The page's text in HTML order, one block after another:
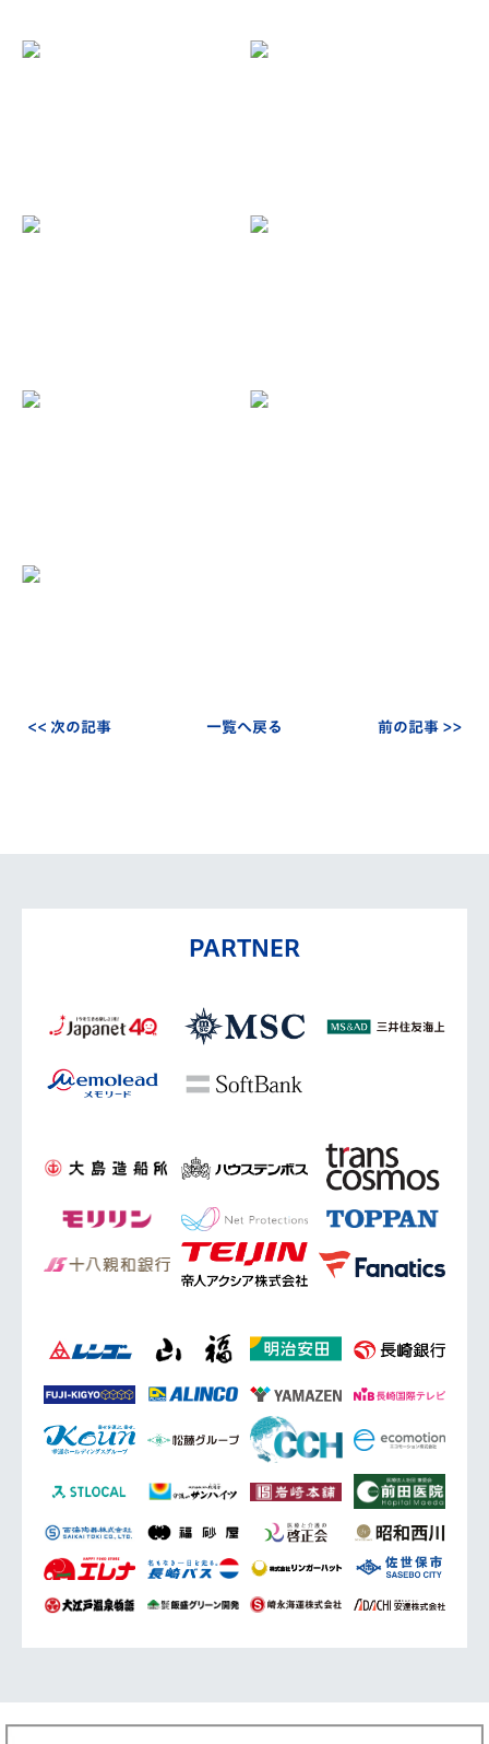
<< 次の記事 一覧へ戻る 前の記事 >>
PARTNER